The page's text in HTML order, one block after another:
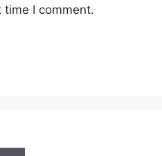
I comment.